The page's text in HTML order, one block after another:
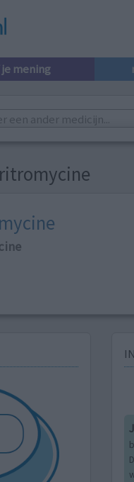
mening
een ander medicijn...